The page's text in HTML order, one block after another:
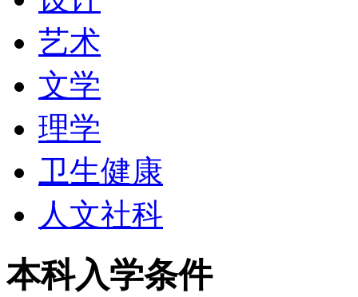
艺术
文学
理学
卫生健康
人文社科
本科入学条件